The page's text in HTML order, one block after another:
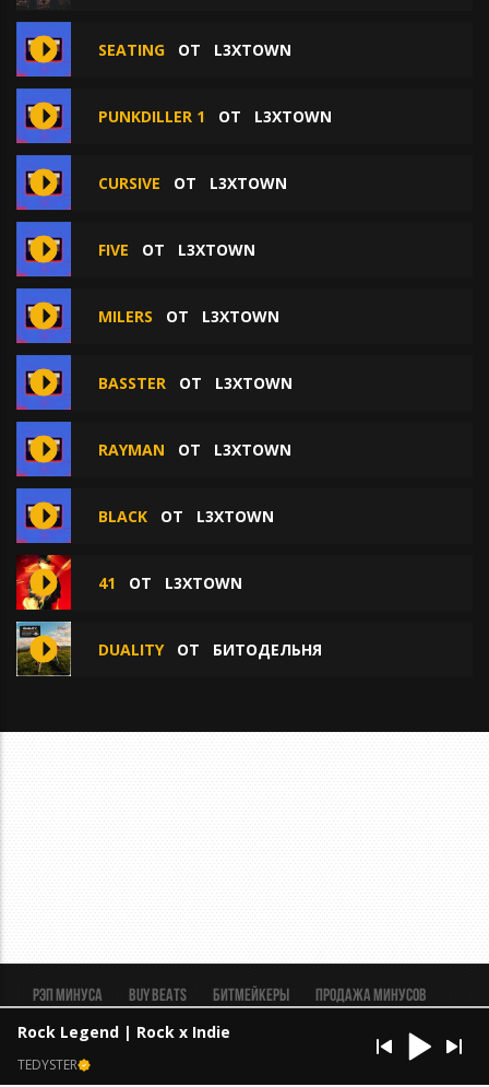
SEATING ОТ L3XTOWN
PUNKDILLER 1 ОТ L3XTOWN
CURSIVE ОТ L3XTOWN
FIVE ОТ L3XTOWN
MILERS ОТ L3XTOWN
BASSTER ОТ L3XTOWN
RAYMAN ОТ L3XTOWN
BLACK ОТ L3XTOWN
41 ОТ L3XTOWN
DUALITY ОТ БИТОДЕЛЬНЯ
Rock Legend | Rock x Indie
TEDYSTER
Рэп минуса BUY BEATS Битмейкеры
Продажа минусов
Рэп биты
Реклама FAQ
Безопасная сделка